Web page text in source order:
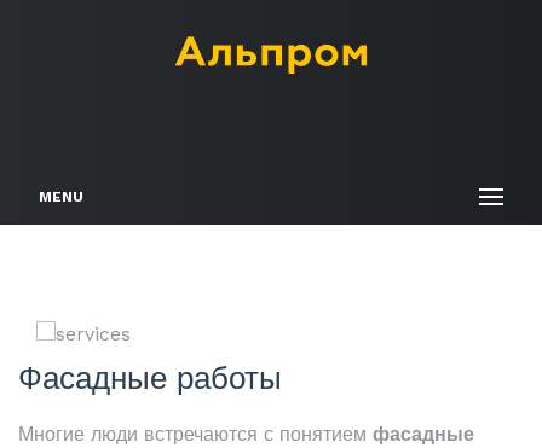
MENU
Фасадные работы
Многие люди встречаются с понятием фасадные